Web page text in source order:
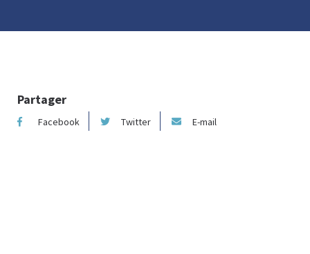
Partager
Facebook Twitter E-mail